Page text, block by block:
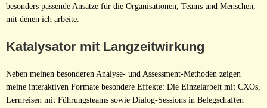
besonders passende Ansätze für die Organisationen, Teams und Menschen,
mit denen ich arbeite.
Katalysator mit Langzeitwirkung
Neben meinen besonderen Analyse- und Assessment-Methoden zeigen
meine interaktiven Formate besondere Effekte: Die Einzelarbeit mit CXOs,
Lernreisen mit Führungsteams sowie Dialog-Sessions in Belegschaften